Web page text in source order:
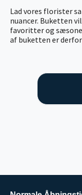
Lad vores florister
nuancer. Buketten
favoritter og
af buketten er derfor